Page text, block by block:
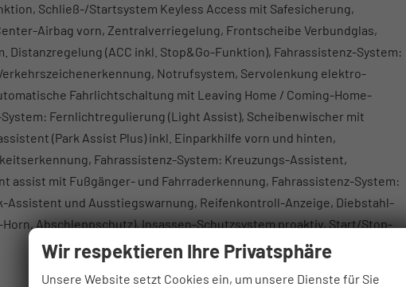
Schließ-/Startsystem Keyless Access mit Safesicherung,
Airbag vorn, Zentralverriegelung, Frontscheibe Verbundglas,
Distanzregelung (ACC inkl. Stop&Go-Funktion), Fahrassistenz-System:
Notrufsystem, Servolenkung elektro-
Fahrlichtschaltung mit Leaving Home / Coming-Home-
Fernlichtregulierung (Light Assist), Scheibenwischer mit
(Park Assist Plus) inkl. Einparkhilfe vorn und hinten,
Fahrassistenz-System: Kreuzungs-Assistent,
assist mit Fußgänger- und Fahrraderkennung, Fahrassistenz-System:
Assistent und Ausstiegswarnung, Reifenkontroll-Anzeige, Diebstahl-
Abschleppschutz), Insassen-Schutzsystem proaktiv, Start/Stop-
Wir respektieren Ihre Privatsphäre
Unsere Website setzt Cookies ein, um unsere Dienste für Sie